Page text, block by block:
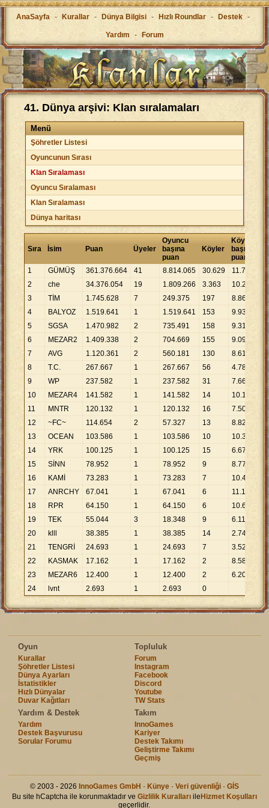
AnaSayfa - Kurallar - Dünya Bilgisi - Hızlı Roundlar - Destek -
Yardım - Forum
41. Dünya arşivi: Klan sıralamaları
Menü
Şöhretler Listesi
Oyuncunun Sırası
Klan Sıralaması
Oyuncu Sıralaması
Klan Sıralaması
Dünya haritası
Sıra İsim Puan Üyeler
Oyuncu
başına
puan
Köyler
Köy
başına
puan
1
GÜMÜŞ 361.376.664 41 8.814.065 30.629 11.799
2
che 34.376.054 19 1.809.266 3.363 10.222
3
TİM 1.745.628 7 249.375 197 8.861
4
BALYOZ 1.519.641 1 1.519.641 153 9.932
5
SGSA 1.470.982 2 735.491 158 9.310
6
MEZAR2 1.409.338 2 704.669 155 9.093
7
AVG 1.120.361 2 560.181 130 8.618
8
T.C. 267.667 1 267.667 56 4.780
9
WP 237.582 1 237.582 31 7.664
10
MEZAR4 141.582 1 141.582 14 10.113
11
MNTR 120.132 1 120.132 16 7.508
12
~FC~ 114.654 2 57.327 13 8.820
13
OCEAN 103.586 1 103.586 10 10.359
14
YRK 100.125 1 100.125 15 6.675
15
SİNN 78.952 1 78.952 9 8.772
16
KAMİ 73.283 1 73.283 7 10.469
17
ANRCHY 67.041 1 67.041 6 11.174
18
RPR 64.150 1 64.150 6 10.692
19
TEK 55.044 3 18.348 9 6.116
20
klll 38.385 1 38.385 14 2.742
21
TENGRİ 24.693 1 24.693 7 3.528
22
KASMAK 17.162 1 17.162 2 8.581
23
MEZAR6 12.400 1 12.400 2 6.200
24
lvnt 2.693 1 2.693 0
Oyun
Kurallar
Şöhretler Listesi
Dünya Ayarları
İstatistikler
Hızlı Dünyalar
Duvar Kağıtları
Topluluk
Forum
Instagram
Facebook
Discord
Youtube
TW Stats
Yardım & Destek
Yardım
Destek Başvurusu
Sorular Forumu
Takım
InnoGames
Kariyer
Destek Takımı
Geliştirme Takımı
Geçmiş
© 2003 - 2026 InnoGames GmbH · Künye· Veri güvenliği· GİS
Bu site hCaptcha ile korunmaktadır ve Gizlilik Kurallarıile Hizmet Koşulları
geçerlidir.